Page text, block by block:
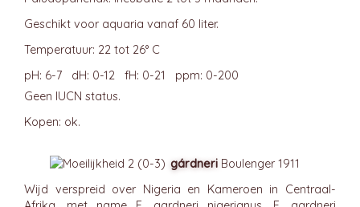
Geschikt voor aquaria vanaf 60 liter.
Temperatuur: 22 tot 26° C
pH: 6-7 dH: 0-12 fH: 0-21 ppm: 0-200
Geen IUCN status.
Kopen: ok.
gárdneri Boulenger 1911
Wijd verspreid over Nigeria en Kameroen in Centraal-